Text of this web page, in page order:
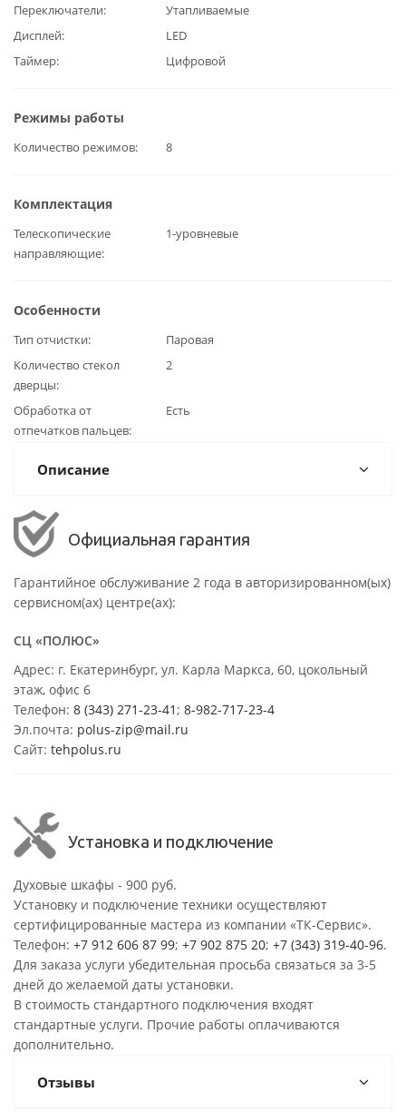
Переключатели
Утапливаемые
Дисплей
LED
Таймер
Цифровой
Режимы работы
Количество режимов 8
Комплектация
Телескопические
направляющие
1-уровневые
Особенности
Тип отчистки
Паровая
Количество стекол
дверцы
2
Обработка от
отпечатков пальцев
Есть
Описание
Официальная гарантия
Гарантийное обслуживание 2 года в авторизированном(ых)
сервисном(ах) центре(ах):
СЦ «ПОЛЮС»
Адрес: г. Екатеринбург, ул. Карла Маркса, 60, цокольный
этаж, офис 6
Телефон: 8 (343) 271-23-41 ; 8-982-717-23-4
Эл.почта: polus-zip@mail.ru
Сайт: tehpolus.ru
Установка и подключение
Духовые шкафы - 900 руб.
Установку и подключение техники осуществляют
сертифицированные мастера из компании «ТК-Сервис».
Телефон: +7 912 606 87 99; +7 902 875 20; +7 (343) 319-40-96.
Для заказа услуги убедительная просьба связаться за 3-5
дней до желаемой даты установки.
В стоимость стандартного подключения входят
стандартные услуги. Прочие работы оплачиваются
дополнительно.
Отзывы